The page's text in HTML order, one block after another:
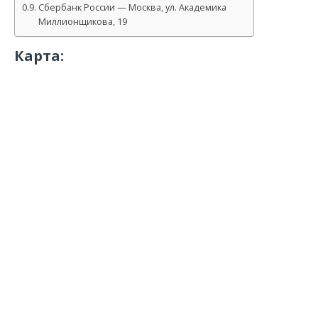
Сбербанк России — Москва, ул. Академика
Миллионщикова, 19
Карта: